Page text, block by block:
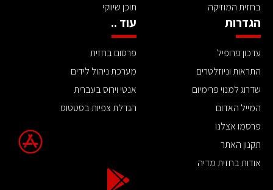
בחזית המוזיקה
תוכן שיווקי
הגדרות
עדכון פרופיל
התראות וניוזלטרים
שדרוג למנוי פרימיום
המייל האדום
פרסמו אצלנו
תקנון האתר
אודות בחזית מדיה
עוד ..
פרסום בחזית
מערכת ניהול לידים
אנטי וירוס בעברית
הגדלת צפיות בסטטוס